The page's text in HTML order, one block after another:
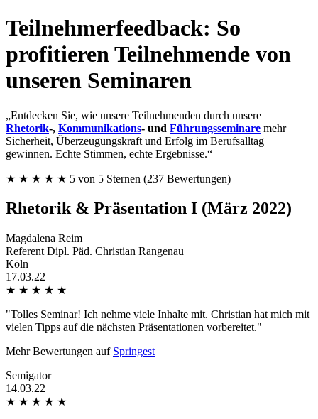
Teilnehmerfeedback: So
profitieren Teilnehmende von
unseren Seminaren
„Entdecken Sie, wie unsere Teilnehmenden durch unsere
Rhetorik-, Kommunikations- und Führungsseminare mehr
Sicherheit, Überzeugungskraft und Erfolg im Berufsalltag
gewinnen. Echte Stimmen, echte Ergebnisse.“
★ ★ ★ ★ ★ 5 von 5 Sternen (237 Bewertungen)
Rhetorik & Präsentation I (März 2022)
Magdalena Reim
Referent Dipl. Päd. Christian Rangenau
Köln
17.03.22
★ ★ ★ ★ ★
"Tolles Seminar! Ich nehme viele Inhalte mit. Christian hat mich mit
vielen Tipps auf die nächsten Präsentationen vorbereitet."
Mehr Bewertungen auf Springest
Semigator
14.03.22
★ ★ ★ ★ ★